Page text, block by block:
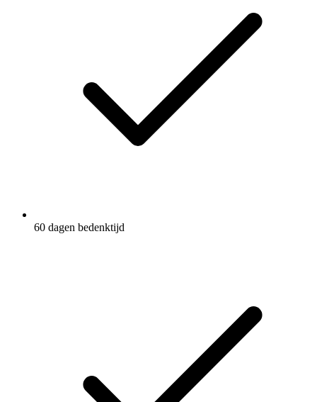
60 dagen bedenktijd